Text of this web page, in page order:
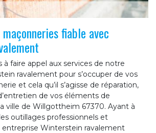
fiable avec
à faire appel aux services de notre
ravalement pour s’occuper de vos
et cela qu’il s’agisse de réparation,
de vos éléments de
ville de Willgottheim 67370. Ayant à
outillages professionnels et
Winterstein ravalement